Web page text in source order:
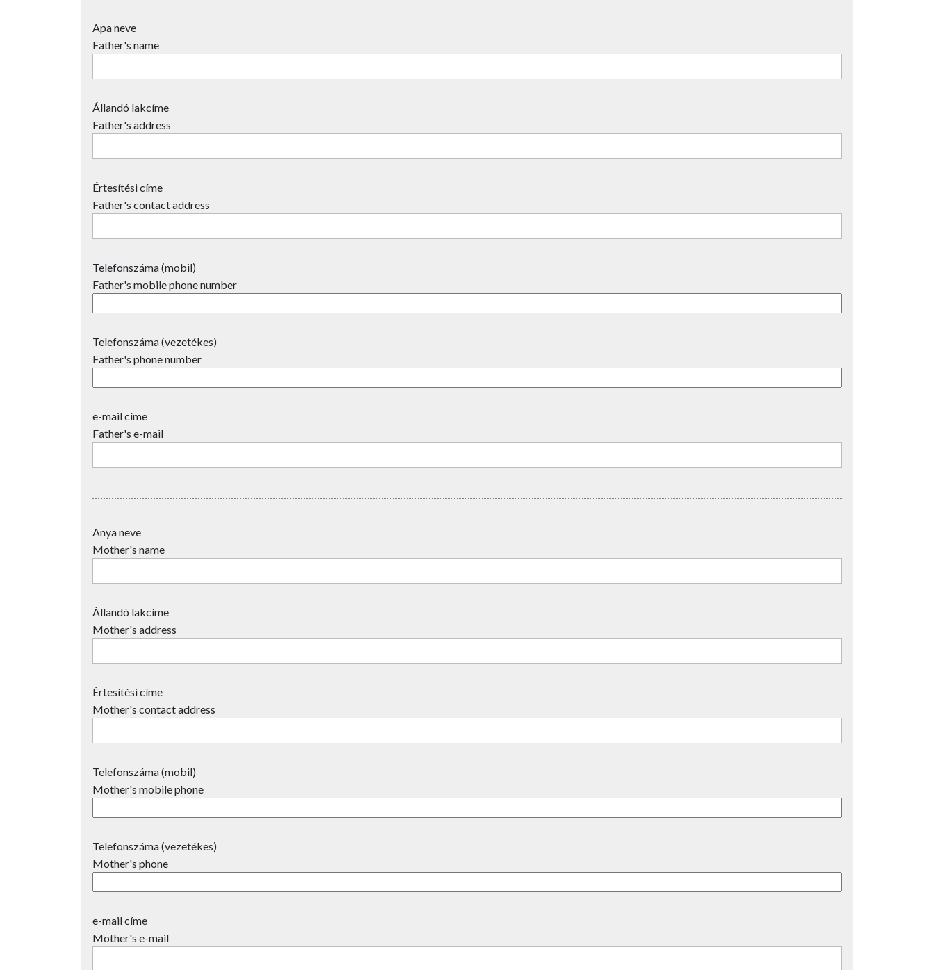
Apa neve
Father's name
Állandó lakcíme
Father's address
Értesítési címe
Father's contact address
Telefonszáma (mobil)
Father's mobile phone number
Telefonszáma (vezetékes)
Father's phone number
e-mail címe
Father's e-mail
Anya neve
Mother's name
Állandó lakcíme
Mother's address
Értesítési címe
Mother's contact address
Telefonszáma (mobil)
Mother's mobile phone
Telefonszáma (vezetékes)
Mother's phone
e-mail címe
Mother's e-mail